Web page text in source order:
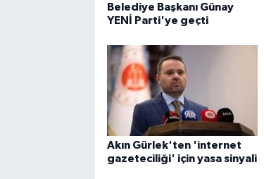
Belediye Başkanı Günay
YENİ Parti'ye geçti
Akın Gürlek'ten 'internet
gazeteciliği' için yasa sinyali